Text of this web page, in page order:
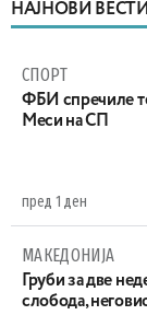
НАЈНОВИ ВЕСТИ
СПОРТ
ФБИ спречиле
Меси на СП
пред 1 ден
МАКЕДОНИЈА
Груби за две
слобода,